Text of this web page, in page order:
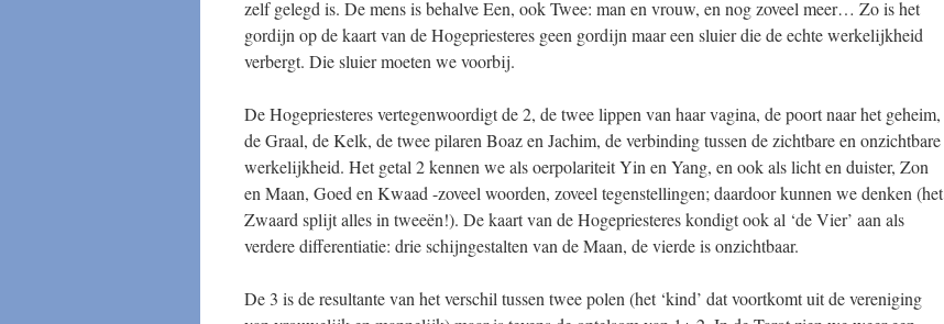
zelf gelegd is. De mens is behalve Een, ook Twee: man en vrouw, en nog zoveel meer… Zo is het
gordijn op de kaart van de Hogepriesteres geen gordijn maar een sluier die de echte werkelijkheid
verbergt. Die sluier moeten we voorbij.
De Hogepriesteres vertegenwoordigt de 2, de twee lippen van haar vagina, de poort naar het geheim,
de Graal, de Kelk, de twee pilaren Boaz en Jachim, de verbinding tussen de zichtbare en onzichtbare
werkelijkheid. Het getal 2 kennen we als oerpolariteit Yin en Yang, en ook als licht en duister, Zon
en Maan, Goed en Kwaad -zoveel woorden, zoveel tegenstellingen; daardoor kunnen we denken (het
Zwaard splijt alles in tweeën!). De kaart van de Hogepriesteres kondigt ook al ‘de Vier’ aan als
verdere differentiatie: drie schijngestalten van de Maan, de vierde is onzichtbaar.
De 3 is de resultante van het verschil tussen twee polen (het ‘kind’ dat voortkomt uit de vereniging